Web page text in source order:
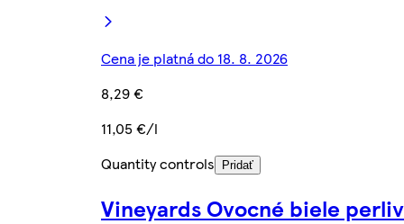
Cena je platná do 18. 8. 2026
8,29 €
11,05 €/l
Quantity controls
Pridať
Vineyards Ovocné biele